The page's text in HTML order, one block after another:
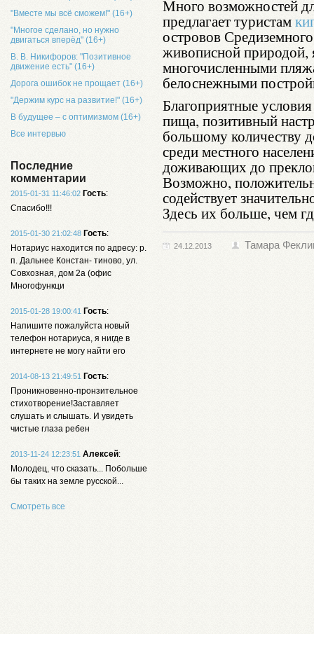
"Вместе мы всё сможем!" (16+)
"Многое сделано, но нужно
двигаться вперёд" (16+)
В. В. Никифоров: "Позитивное
движение есть" (16+)
Дорога ошибок не прощает (16+)
"Держим курс на развитие!" (16+)
В будущее – с оптимизмом (16+)
Все интервью
Последние
комментарии
2015-01-31 11:46:02 Гость:
Спасибо!!!
2015-01-30 21:02:48 Гость:
Нотариус находится по адресу: р.
п. Дальнее Констан- тиново, ул.
Совхозная, дом 2а (офис
Многофункци
2015-01-28 19:00:41 Гость:
Напишите пожалуйста новый
телефон нотариуса, я нигде в
интернете не могу найти его
2014-08-13 21:49:51 Гость:
Проникновенно-пронзительное
стихотворение!Заставляет
слушать и слышать. И увидеть
чистые глаза ребен
2013-11-24 12:23:51 Алексей:
Молодец, что сказать... Побольше
бы таких на земле русской...
Смотреть все
Много возможностей
предлагает туристам
островов
живописной природой,
многочисленными
белоснежными
Благоприятные
пища, позитивный
большому количеству
среди местного
доживающих до
Возможно,
содействует
Здесь их больше, чем
24.12.2013 Тамара